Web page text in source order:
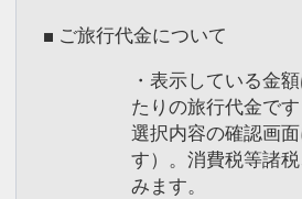
■ ご旅行代金について
・表示している金
たりの旅行代金で
選択内容の確認画
す）。消費税等諸
みます。